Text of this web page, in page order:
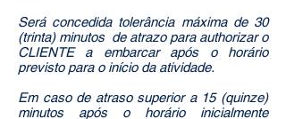
Será concedida tolerância máxima de 30
(trinta) minutos de atrazo para authorizar o
CLIENTE a embarcar após o horário
previsto para o início da atividade.
Em caso de atraso superior a 15 (quinze)
minutos após o horário inicialmente